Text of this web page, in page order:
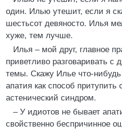
один. Илью утешит, если я
шестьсот девяносто. Илья
хуже, тем лучше.
Илья – мой друг, главное
приветливо разговаривать с
темы. Скажу Илье что-
апатия как способ
астенический синдром.
– У идиотов не бывает
свойственно беспричинное